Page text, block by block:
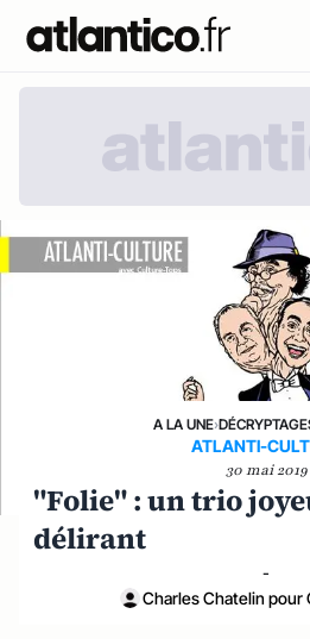
A LA UNE›
ATLANTI-
30 mai 2019
"Folie" : un trio
délirant
-
Charles Chatelin pour